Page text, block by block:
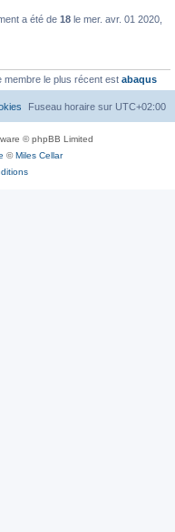
a été de 18 le mer. avr. 01 2020,
membre le plus récent est abaqus
Fuseau horaire sur UTC+02:00
© phpBB Limited
©Miles Cellar